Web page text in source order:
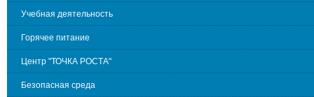
Учебная деятельность
Горячее питание
Центр "ТОЧКА РОСТА"
Безопасная среда